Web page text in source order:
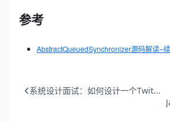
参考
AbstractQueuedSynchronizer源码解读–
系统设计面试：如何设计一个Twit...